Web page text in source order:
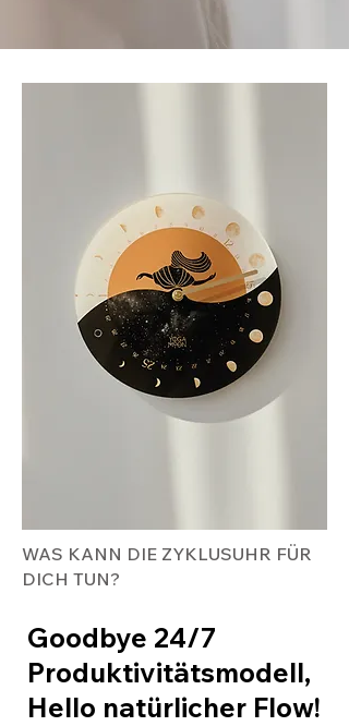
WAS KANN DIE ZYKLUSUHR FÜR
DICH TUN?
Goodbye 24/7
Produktivitätsmodell,
Hello natürlicher Flow!